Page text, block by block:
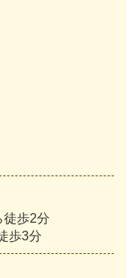
徒歩2分
歩3分